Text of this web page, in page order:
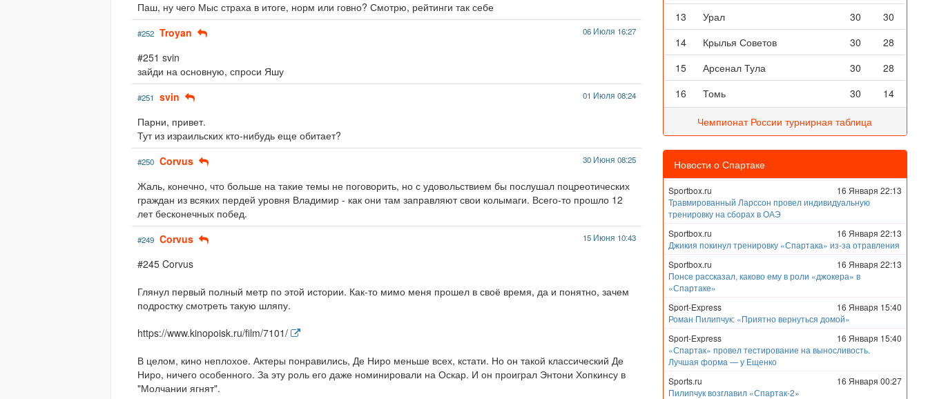
Паш, ну чего Мыс страха в итоге, норм или говно? Смотрю, рейтинги так себе
#252 Troyan 06 Июля 16:27
#251 svin
зайди на основную, спроси Яшу
#251 svin 01 Июля 08:24
Парни, привет.
Тут из израильских кто-нибудь еще обитает?
#250 Corvus 30 Июня 08:25
Жаль, конечно, что больше на такие темы не поговорить, но с удовольствием бы послушал поцреотических
граждан из всяких пердей уровня Владимир - как они там заправляют свои колымаги. Всего-то прошло 12
лет бесконечных побед.
#249 Corvus 15 Июня 10:43
#245 Corvus
Глянул первый полный метр по этой истории. Как-то мимо меня прошел в своё время, да и понятно, зачем
подростку смотреть такую шляпу.
https://www.kinopoisk.ru/film/7101/
В целом, кино неплохое. Актеры понравились, Де Ниро меньше всех, кстати. Но он такой классический Де
Ниро, ничего особенного. За эту роль его даже номинировали на Оскар. И он проиграл Энтони Хопкинсу в
"Молчании ягнят".
13
Урал 30
30
14
Крылья Советов 30
28
15
Арсенал Тула 30
28
16
Томь 30 14
Чемпионат России турнирная таблица
Новости о Спартаке
Sportbox.ru
16 Января 22:13
Травмированный Ларссон провел индивидуальную
тренировку на сборах в ОАЭ
Sportbox.ru
16 Января 22:13
Джикия покинул тренировку «Спартака» из-за отравления
Sportbox.ru
16 Января 22:13
Понсе рассказал, каково ему в роли «джокера» в
«Спартаке»
Sport-Express
16 Января 15:40
Роман Пилипчук: «Приятно вернуться домой»
Sport-Express
16 Января 15:40
«Спартак» провел тестирование на выносливость.
Лучшая форма — у Ещенко
Sports.ru
16 Января 00:27
Пилипчук возглавил «Спартак-2»